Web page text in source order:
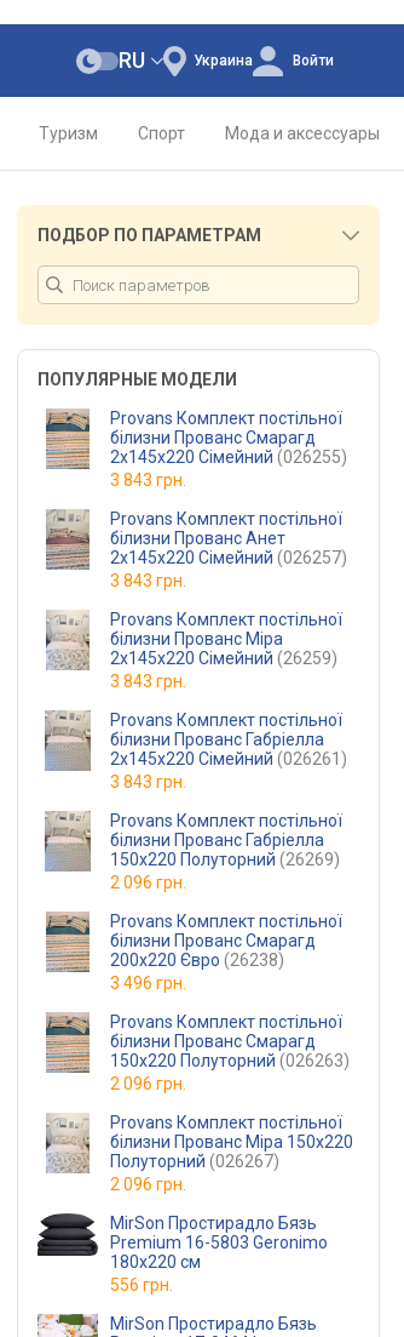
Украина
RU Войти
Туризм Спорт Мода и аксессуары
ПОДБОР ПО ПАРАМЕТРАМ
ПОПУЛЯРНЫЕ МОДЕЛИ
Provans Комплект постільної
білизни Прованс Смарагд
2х145х220 Сімейний (026255)
3 843 грн.
Provans Комплект постільної
білизни Прованс Анет
2х145х220 Сімейний (026257)
3 843 грн.
Provans Комплект постільної
білизни Прованс Міра
2х145х220 Сімейний (26259)
3 843 грн.
Provans Комплект постільної
білизни Прованс Габріелла
2х145х220 Сімейний (026261)
3 843 грн.
Provans Комплект постільної
білизни Прованс Габріелла
150х220 Полуторний (26269)
2 096 грн.
Provans Комплект постільної
білизни Прованс Смарагд
200х220 Євро (26238)
3 496 грн.
Provans Комплект постільної
білизни Прованс Смарагд
150х220 Полуторний (026263)
2 096 грн.
Provans Комплект постільної
білизни Прованс Міра 150х220
Полуторний (026267)
2 096 грн.
MirSon Простирадло Бязь
Premium 16-5803 Geronimo
180х220 см
556 грн.
MirSon Простирадло Бязь